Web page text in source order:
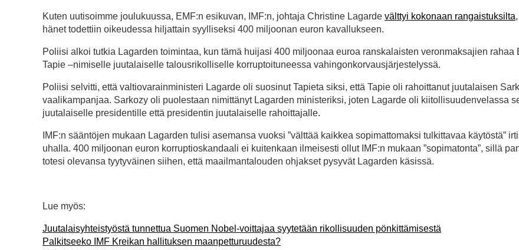
Kuten uutisoimme joulukuussa, EMF:n esikuvan, IMF:n, johtaja Christine Lagarde välttyi kokonaan rangaistuksilta
hänet todettiin oikeudessa hiljattain syylliseksi 400 miljoonan euron kavallukseen.
Poliisi alkoi tutkia Lagarden toimintaa, kun tämä huijasi 400 miljoonaa euroa ranskalaisten veronmaksajien rahaa
Tapie –nimiselle juutalaiselle talousrikolliselle korruptoituneessa vahingonkorvausjärjestelyssä.
Poliisi selvitti, että valtiovarainministeri Lagarde oli suosinut Tapieta siksi, että Tapie oli rahoittanut juutalaisen
vaalikampanjaa. Sarkozy oli puolestaan nimittänyt Lagarden ministeriksi, joten Lagarde oli kiitollisuudenvelassa
juutalaiselle presidentille että presidentin juutalaiselle rahoittajalle.
IMF:n sääntöjen mukaan Lagarden tulisi asemansa vuoksi ”välttää kaikkea sopimattomaksi tulkittavaa käytöstä”
uhalla. 400 miljoonan euron korruptioskandaali ei kuitenkaan ilmeisesti ollut IMF:n mukaan ”sopimatonta”, sillä
totesi olevansa tyytyväinen siihen, että maailmantalouden ohjakset pysyvät Lagarden käsissä.
Lue myös:
Juutalaisyhteistyöstä tunnettua Suomen Nobel-voittajaa syytetään rikollisuuden pönkittämisestä
Palkitseeko IMF Kreikan hallituksen maanpetturuudesta?